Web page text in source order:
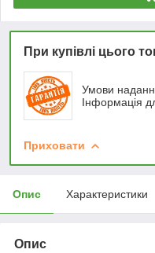
При купівлі цього
Умови
Інформація
Приховати
Опис Характеристики
Опис